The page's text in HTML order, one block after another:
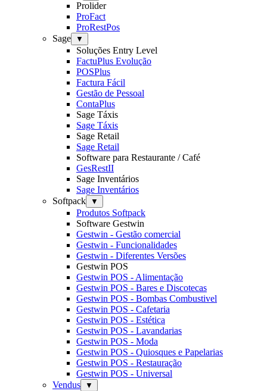
Prolider
ProFact
ProRestPos
Sage
▼
Soluções Entry Level
FactuPlus Evolução
POSPlus
Factura Fácil
Gestão de Pessoal
ContaPlus
Sage Táxis
Sage Táxis
Sage Retail
Sage Retail
Software para Restaurante / Café
GesRestII
Sage Inventários
Sage Inventários
Softpack
▼
Produtos Softpack
Software Gestwin
Gestwin - Gestão comercial
Gestwin - Funcionalidades
Gestwin - Diferentes Versões
Gestwin POS
Gestwin POS - Alimentação
Gestwin POS - Bares e Discotecas
Gestwin POS - Bombas Combustivel
Gestwin POS - Cafetaria
Gestwin POS - Estética
Gestwin POS - Lavandarias
Gestwin POS - Moda
Gestwin POS - Quiosques e Papelarias
Gestwin POS - Restauração
Gestwin POS - Universal
Vendus
▼